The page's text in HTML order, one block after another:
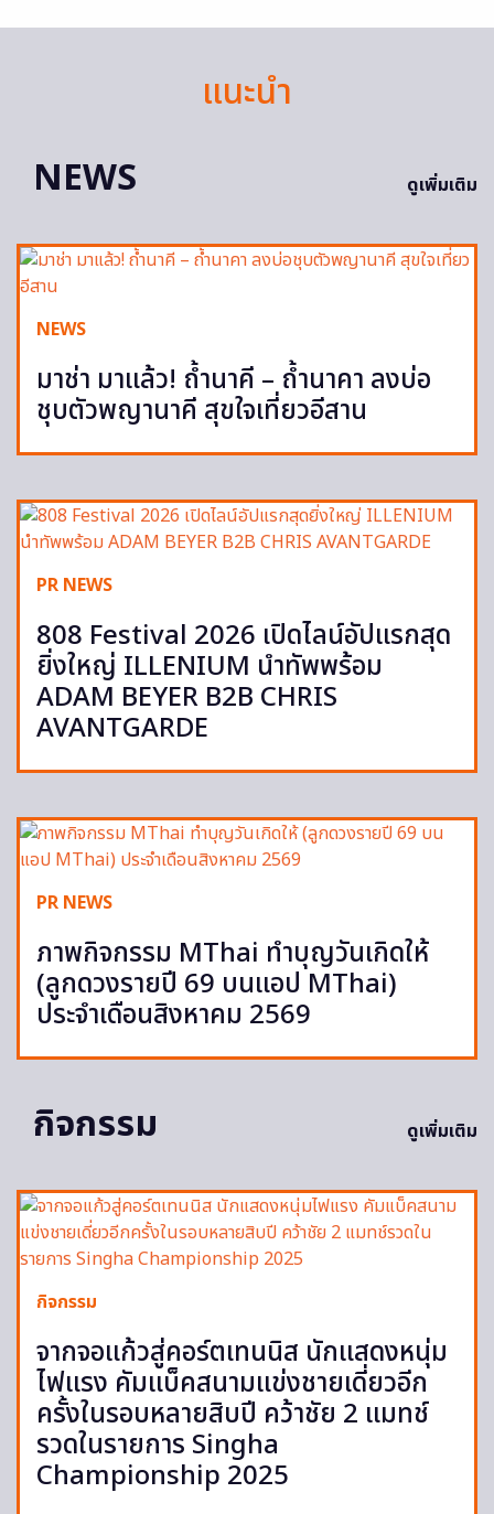
แนะนำ
NEWS
ดูเพิ่มเติม
NEWS
มาช่า มาแล้ว! ถ้ำนาคี – ถ้ำนาคา ลงบ่อ
ชุบตัวพญานาคี สุขใจเที่ยวอีสาน
PR NEWS
808 Festival 2026 เปิดไลน์อัปแรกสุด
ยิ่งใหญ่ ILLENIUM นำทัพพร้อม
ADAM BEYER B2B CHRIS
AVANTGARDE
PR NEWS
ภาพกิจกรรม MThai ทำบุญวันเกิดให้
(ลูกดวงรายปี 69 บนแอป MThai)
ประจำเดือนสิงหาคม 2569
กิจกรรม ดูเพิ่มเติม
กิจกรรม
จากจอแก้วสู่คอร์ตเทนนิส นักแสดงหนุ่ม
ไฟแรง คัมแบ็คสนามแข่งชายเดี่ยวอีก
ครั้งในรอบหลายสิบปี คว้าชัย 2 แมทช์
รวดในรายการ Singha
Championship 2025